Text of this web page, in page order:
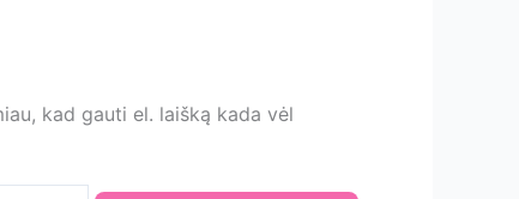
kad gauti el. laišką kada vėl